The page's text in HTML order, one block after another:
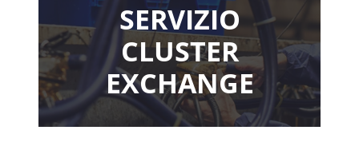
SERVIZIO
CLUSTER
EXCHANGE